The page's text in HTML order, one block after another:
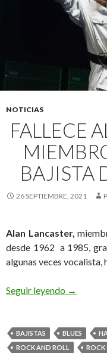
NOTICIAS
FALLECE
BAJISTA
26 SEPTIEMBRE, 2021
Alan Lancaster,
desde 1962 a 1985,
algunas veces vocalista,
Seguir leyendo Fallece
→
BAJISTAS BLUES
ROCK AND ROLL
ROCK